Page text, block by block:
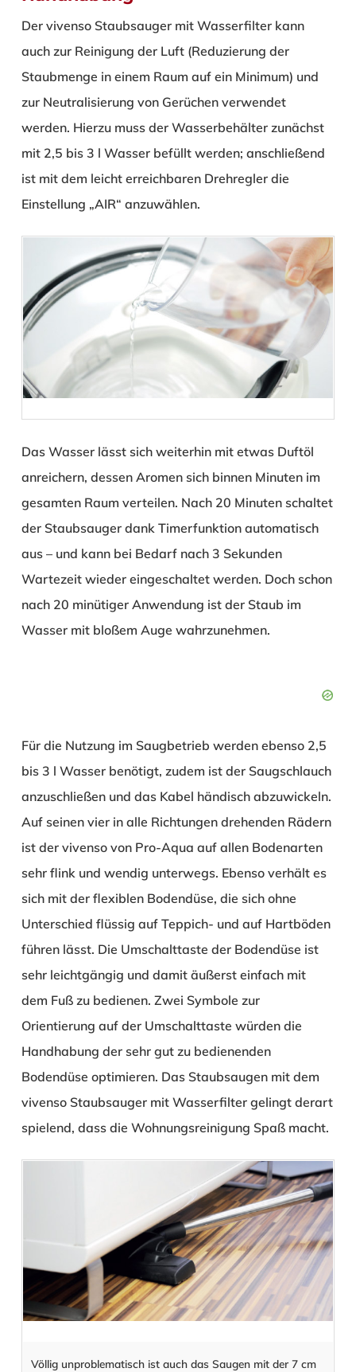
Der vivenso Staubsauger mit Wasserfilter kann
auch zur Reinigung der Luft (Reduzierung der
Staubmenge in einem Raum auf ein Minimum) und
zur Neutralisierung von Gerüchen verwendet
werden. Hierzu muss der Wasserbehälter zunächst
mit 2,5 bis 3 l Wasser befüllt werden; anschließend
ist mit dem leicht erreichbaren Drehregler die
Einstellung „AIR“ anzuwählen.
Das Wasser lässt sich weiterhin mit etwas Duftöl
anreichern, dessen Aromen sich binnen Minuten im
gesamten Raum verteilen. Nach 20 Minuten schaltet
der Staubsauger dank Timerfunktion automatisch
aus – und kann bei Bedarf nach 3 Sekunden
Wartezeit wieder eingeschaltet werden. Doch schon
nach 20 minütiger Anwendung ist der Staub im
Wasser mit bloßem Auge wahrzunehmen.
Für die Nutzung im Saugbetrieb werden ebenso 2,5
bis 3 l Wasser benötigt, zudem ist der Saugschlauch
anzuschließen und das Kabel händisch abzuwickeln.
Auf seinen vier in alle Richtungen drehenden Rädern
ist der vivenso von Pro-Aqua auf allen Bodenarten
sehr flink und wendig unterwegs. Ebenso verhält es
sich mit der flexiblen Bodendüse, die sich ohne
Unterschied flüssig auf Teppich- und auf Hartböden
führen lässt. Die Umschalttaste der Bodendüse ist
sehr leichtgängig und damit äußerst einfach mit
dem Fuß zu bedienen. Zwei Symbole zur
Orientierung auf der Umschalttaste würden die
Handhabung der sehr gut zu bedienenden
Bodendüse optimieren. Das Staubsaugen mit dem
vivenso Staubsauger mit Wasserfilter gelingt derart
spielend, dass die Wohnungsreinigung Spaß macht.
Völlig unproblematisch ist auch das Saugen mit der 7 cm